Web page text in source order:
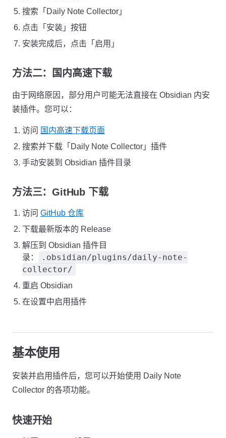
搜索「Daily Note Collector」
点击「安装」按钮
安装完成后，点击「启用」
方法二：国内高速下载
由于网络原因，部分用户可能无法直接在 Obsidian 内安
装插件。您可以：
访问 国内高速下载页面
搜索并下载「Daily Note Collector」插件
手动安装到 Obsidian 插件目录
方法三：GitHub 下载
访问 GitHub 仓库
下载最新版本的 Release
解压到 Obsidian 插件目
录：
.obsidian/plugins/daily-note-
collector/
重启 Obsidian
在设置中启用插件
基本使用
安装并启用插件后，您可以开始使用 Daily Note
Collector 的各项功能。
快速开始